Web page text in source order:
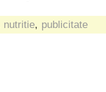
nutritie, publicitate